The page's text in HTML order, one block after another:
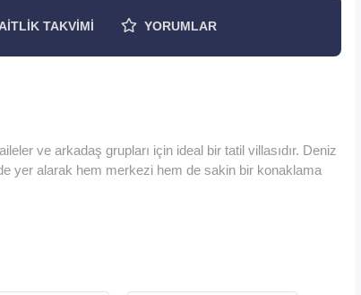
TAKVIMI YORUMLAR
ve arkadaş grupları için ideal bir tatil villasıdır. Deniz
yer alarak hem merkezi hem de sakin bir konaklama